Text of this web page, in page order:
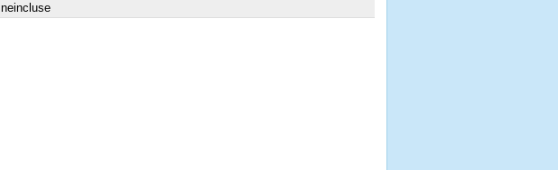
neincluse